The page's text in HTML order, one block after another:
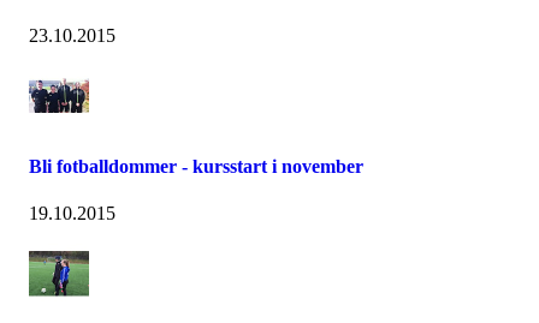
23.10.2015
Bli fotballdommer - kursstart i november
19.10.2015